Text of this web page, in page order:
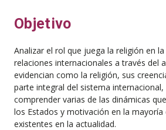
Objetivo
Analizar el rol que juega la religión en
relaciones internacionales a través del
evidencian como la religión, sus
parte integral del sistema
comprender varias de las dinámicas
los Estados y motivación en la
existentes en la actualidad.